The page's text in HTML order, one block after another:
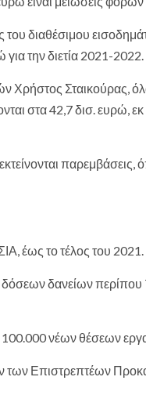
διαθέσιμου
την διετία 2021-2022.
Σταικούρας,
στα 42,7 δισ.
έως το τέλος του 2021.
δόσεων δανείων
νέων θέσεων
των Επιστρεπτέων